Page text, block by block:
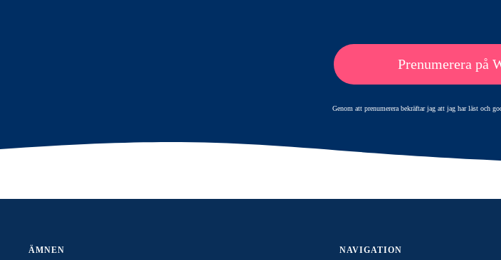
Prenumerera på
Genom att prenumerera bekräftar jag att jag har läst och
ÄMNEN NAVIGATION